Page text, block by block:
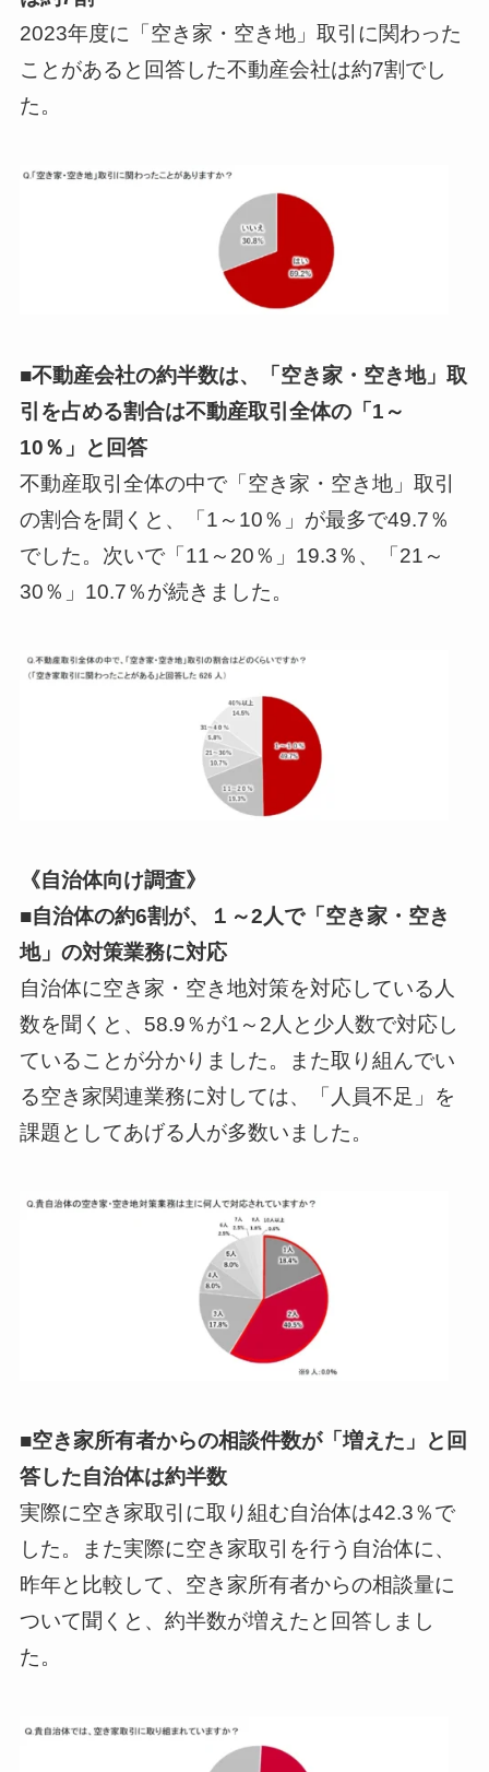
2023年度に「空き家・空き地」取引に関わった
ことがあると回答した不動産会社は約7割でし
た。
■不動産会社の約半数は、「空き家・空き地」取
引を占める割合は不動産取引全体の「1～
10％」と回答
不動産取引全体の中で「空き家・空き地」取引
の割合を聞くと、「1～10％」が最多で49.7％
でした。次いで「11～20％」19.3％、「21～
30％」10.7％が続きました。
《自治体向け調査》
■自治体の約6割が、１～2人で「空き家・空き
地」の対策業務に対応
自治体に空き家・空き地対策を対応している人
数を聞くと、58.9％が1～2人と少人数で対応し
ていることが分かりました。また取り組んでい
る空き家関連業務に対しては、「人員不足」を
課題としてあげる人が多数いました。
■空き家所有者からの相談件数が「増えた」と回
答した自治体は約半数
実際に空き家取引に取り組む自治体は42.3％で
した。また実際に空き家取引を行う自治体に、
昨年と比較して、空き家所有者からの相談量に
ついて聞くと、約半数が増えたと回答しまし
た。